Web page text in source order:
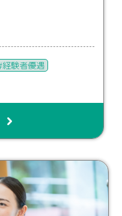
経験者優遇